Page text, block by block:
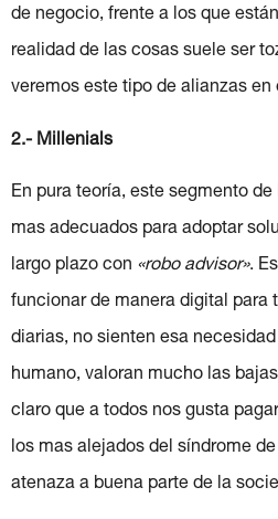
de negocio, frente a los que
realidad de las cosas suele ser
veremos este tipo de alianzas en
2.- Millenials
En pura teoría, este segmento
mas adecuados para adoptar
largo plazo con «robo advisor».
funcionar de manera digital para
diarias, no sienten esa
humano, valoran mucho las
claro que a todos nos gusta
los mas alejados del síndrome
atenaza a buena parte de la